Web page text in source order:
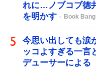
れに…ノブコブ徳
を明かす
Book Bang
今思い出しても涙
ッコよすぎる一
デューサーによる